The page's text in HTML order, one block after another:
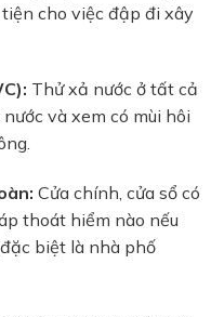
cho việc đập đi xây
Thử xả nước ở tất cả
và xem có mùi hôi
Cửa chính, cửa sổ có
thoát hiểm nào nếu
biệt là nhà phố